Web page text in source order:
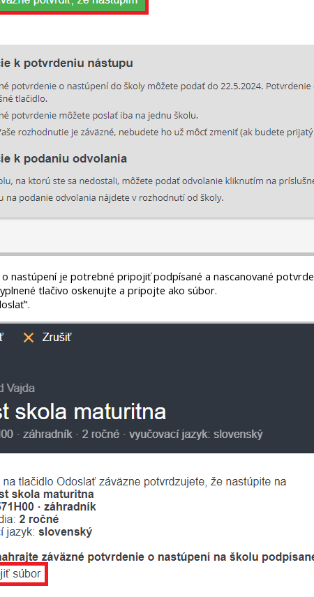
nastúpení je potrebné pripojiť podpísané a nascanované
tlačivo oskenujte a pripojte ako súbor.